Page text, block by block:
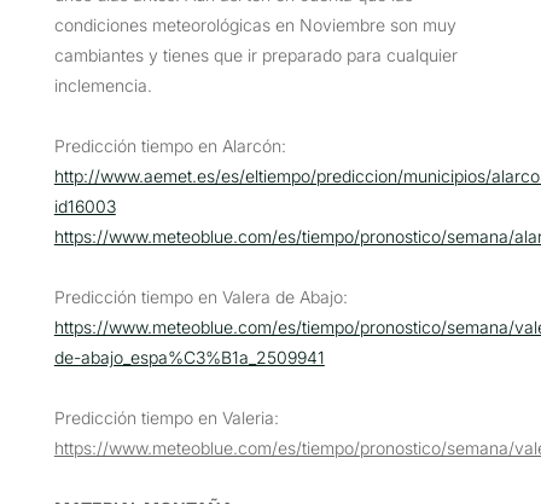
condiciones meteorológicas en Noviembre son muy
cambiantes y tienes que ir preparado para cualquier
inclemencia.
Predicción tiempo en Alarcón:
http://www.aemet.es/es/eltiempo/prediccion/municipios/
id16003
https://www.meteoblue.com/es/tiempo/pronostico/semana/
Predicción tiempo en Valera de Abajo:
https://www.meteoblue.com/es/tiempo/pronostico/semana/
de-abajo_espa%C3%B1a_2509941
Predicción tiempo en Valeria:
https://www.meteoblue.com/es/tiempo/pronostico/semana/